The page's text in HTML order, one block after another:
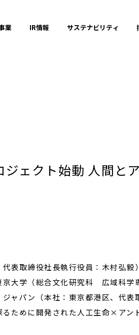
業 IR情報 サステナビリティ
ェクト始動 人間と
表取締役社長執行役員：木村弘毅
大学（総合文化研究科 広域科
ャパン（本社：東京都港区、代表
ために開発された人工生命×アン